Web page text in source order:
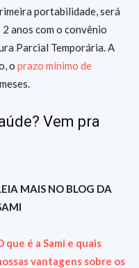
portabilidade, será
anos com o convênio
Parcial Temporária. A
o prazo mínimo de
Vem pra
MAIS NO BLOG DA
que é a Sami e quais
vantagens sobre os